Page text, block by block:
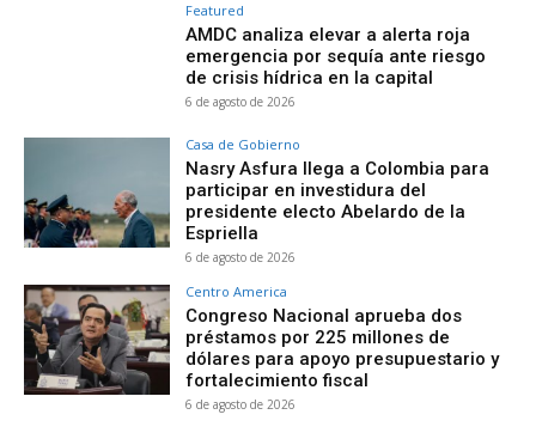
Featured
AMDC analiza elevar a alerta roja
emergencia por sequía ante riesgo
de crisis hídrica en la capital
6 de agosto de 2026
Casa de Gobierno
Nasry Asfura llega a Colombia para
participar en investidura del
presidente electo Abelardo de la
Espriella
6 de agosto de 2026
Centro America
Congreso Nacional aprueba dos
préstamos por 225 millones de
dólares para apoyo presupuestario y
fortalecimiento fiscal
6 de agosto de 2026